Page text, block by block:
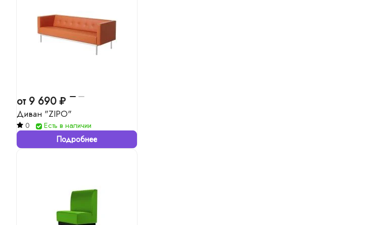
от 9 690 ₽
Диван "ZIPO"
0 Есть в наличии
Подробнее